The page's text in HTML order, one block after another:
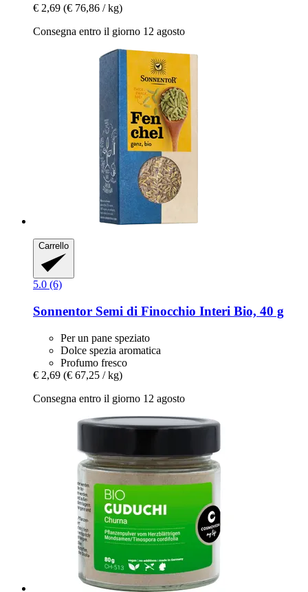
€ 2,69 (€ 76,86 / kg)
Consegna entro il giorno 12 agosto
Carrello
5.0 (6)
Sonnentor Semi di Finocchio Interi Bio, 40 g
Per un pane speziato
Dolce spezia aromatica
Profumo fresco
€ 2,69 (€ 67,25 / kg)
Consegna entro il giorno 12 agosto